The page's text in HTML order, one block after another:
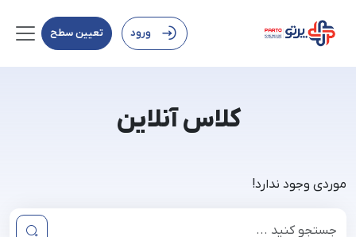
ورود تعیین سطح
کلاس آنلاین
موردی وجود ندارد!